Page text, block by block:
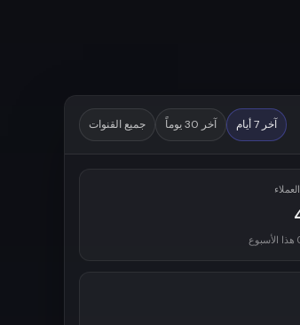
آخر 7 أيام آخر 30 يوماً جميع القنوات